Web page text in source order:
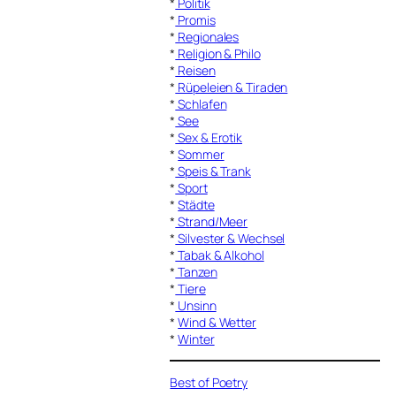
* Promis
* Regionales
* Religion & Philo
* Reisen
* Rüpeleien & Tiraden
* Schlafen
* See
* Sex & Erotik
*Sommer
* Speis & Trank
* Sport
*Städte
* Strand/Meer
* Silvester & Wechsel
* Tabak & Alkohol
* Tanzen
* Tiere
* Unsinn
*Wind & Wetter
*Winter
Best of Poetry